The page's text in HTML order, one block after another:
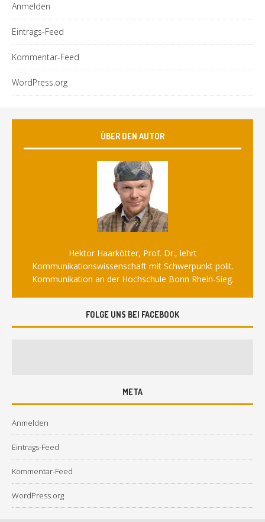
Anmelden
Eintrags-Feed
Kommentar-Feed
WordPress.org
ÜBER DEN AUTOR
Hektor Haarkötter, Prof. Dr., lehrt
Kommunikationswissenschaft mit Schwerpunkt polit.
Kommunikation an der Hochschule Bonn Rhein-Sieg.
FOLGE UNS BEI FACEBOOK
META
Anmelden
Eintrags-Feed
Kommentar-Feed
WordPress.org